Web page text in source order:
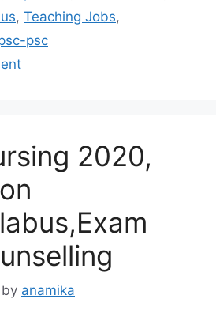
, Teaching Jobs,
psc
2020,
by anamika